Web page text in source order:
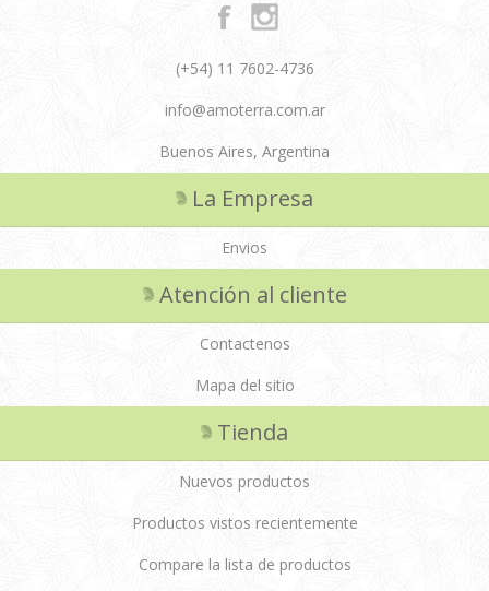
(+54) 11 7602-4736
info@amoterra.com.ar
Buenos Aires, Argentina
La Empresa
Envios
Atención al cliente
Contactenos
Mapa del sitio
Tienda
Nuevos productos
Productos vistos recientemente
Compare la lista de productos